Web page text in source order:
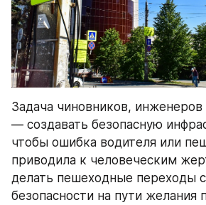
Задача чиновников, инженеров
— создавать безопасную
чтобы ошибка водителя или
приводила к человеческим
делать пешеходные переходы
безопасности на пути желания